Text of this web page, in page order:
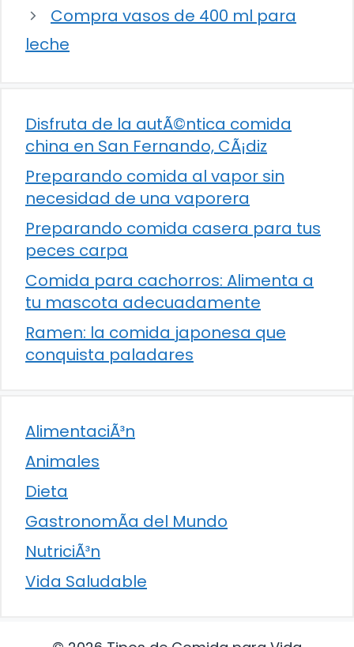
Compra vasos de 400 ml para
leche
Disfruta de la autÃ©ntica comida
china en San Fernando, CÃ¡diz
Preparando comida al vapor sin
necesidad de una vaporera
Preparando comida casera para tus
peces carpa
Comida para cachorros: Alimenta a
tu mascota adecuadamente
Ramen: la comida japonesa que
conquista paladares
AlimentaciÃ³n
Animales
Dieta
GastronomÃ­a del Mundo
NutriciÃ³n
Vida Saludable